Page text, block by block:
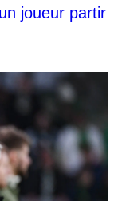
joueur partir